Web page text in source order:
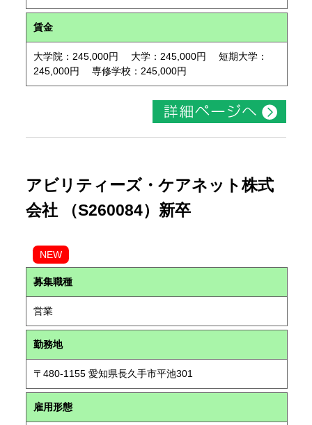
賃金
大学院：245,000円 大学：245,000円 短期大学：
245,000円 専修学校：245,000円
アビリティーズ・ケアネット株式
会社 （S260084）新卒
NEW
募集職種
営業
勤務地
〒480-1155 愛知県長久手市平池301
雇用形態